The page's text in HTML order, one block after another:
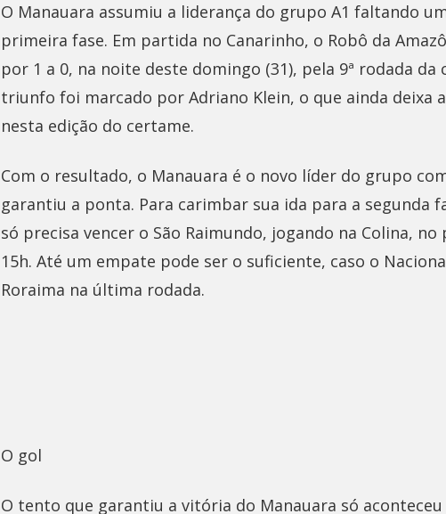
O Manauara assumiu a liderança do grupo A1 faltando
primeira fase. Em partida no Canarinho, o Robô da
por 1 a 0, na noite deste domingo (31), pela 9ª rodada da
triunfo foi marcado por Adriano Klein, o que ainda deixa
nesta edição do certame.
Com o resultado, o Manauara é o novo líder do grupo
garantiu a ponta. Para carimbar sua ida para a segunda
só precisa vencer o São Raimundo, jogando na Colina,
15h. Até um empate pode ser o suficiente, caso o
Roraima na última rodada.
O gol
O tento que garantiu a vitória do Manauara só